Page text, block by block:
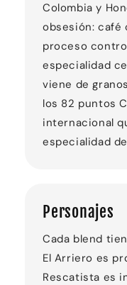
Colombia y
obsesión: café
proceso
especialidad
viene de
los 82 puntos
internacional
especialidad
Personajes
Cada blend
El Arriero es
Rescatista es